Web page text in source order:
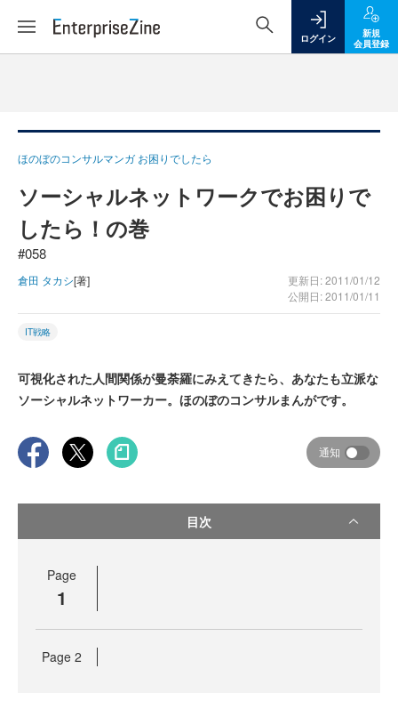
ログイン
新規
会員登録
ほのぼのコンサルマンガ お困りでしたら
ソーシャルネットワークでお困りで
したら！の巻
#058
倉田 タカシ[著]
更新日: 2011/01/12
公開日: 2011/01/11
IT戦略
可視化された人間関係が曼荼羅にみえてきたら、あなたも立派な
ソーシャルネットワーカー。ほのぼのコンサルまんがです。
通知
目次
Page
1
Page 2